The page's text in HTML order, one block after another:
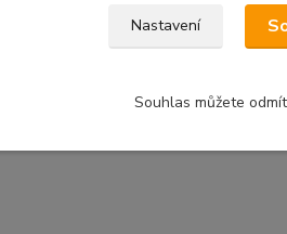
Nastavení
Souhlas můžete